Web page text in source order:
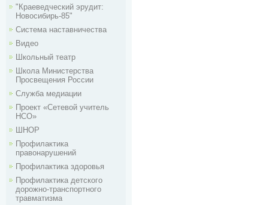
"Краеведческий эрудит:
Новосибирь-85"
Система наставничества
Видео
Школьный театр
Школа Министерства
Просвещения России
Служба медиации
Проект «Сетевой учитель
НСО»
ШНОР
Профилактика
правонарушений
Профилактика здоровья
Профилактика детского
дорожно-транспортного
травматизма